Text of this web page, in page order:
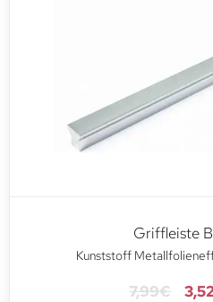
Griffleiste
Kunststoff
7,99€